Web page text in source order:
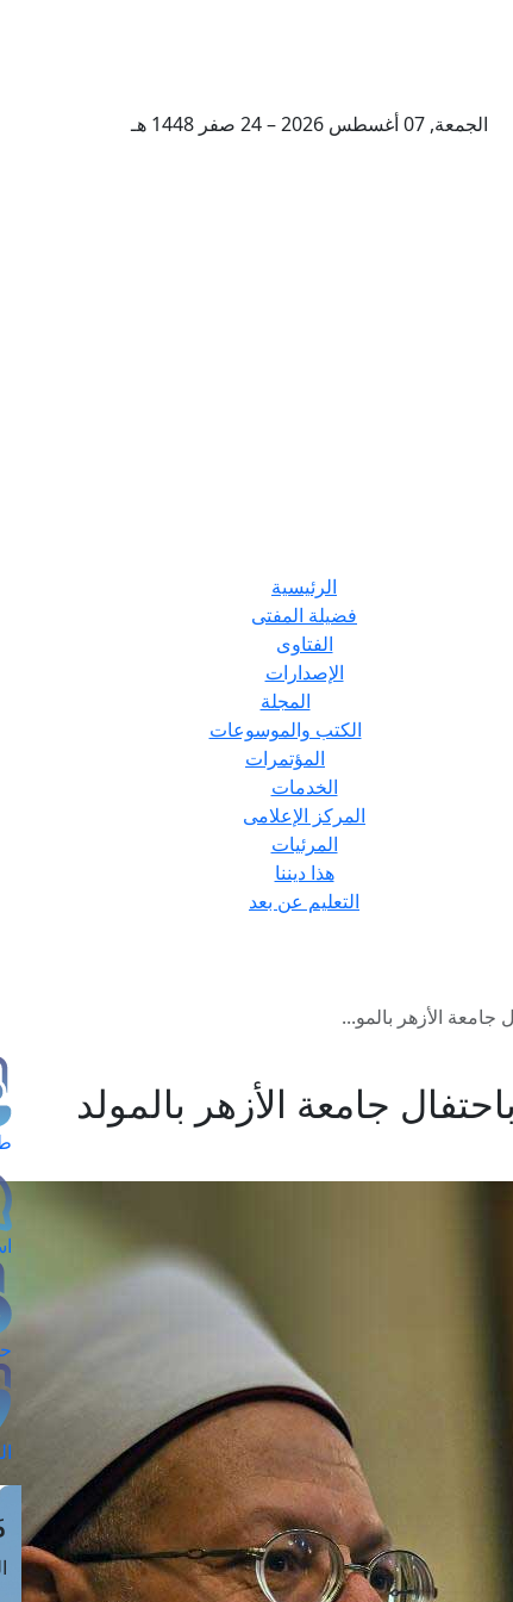
الجمعة, 07 أغسطس 2026 – 24 صفر 1448 هـ
الرئيسية
فضيلة المفتى
الفتاوى
الإصدارات
المجلة
الكتب والموسوعات
المؤتمرات
الخدمات
المركز الإعلامى
المرئيات
هذا ديننا
التعليم عن بعد
جامعة الأزهر بالمو...
جامعة الأزهر بالمولد